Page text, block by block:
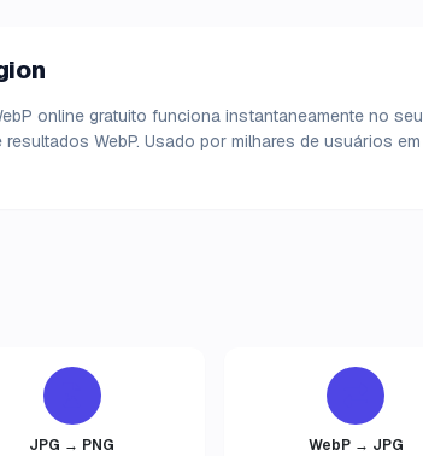
online gratuito funciona instantaneamente no seu
WebP. Usado por milhares de usuários em
JPG → PNG WebP → JPG